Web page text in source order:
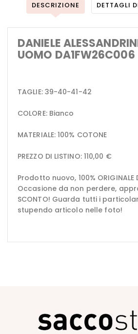
DESCRIZIONE DETTAGLI
DANIELE
UOMO DA1FW26C006
TAGLIE: 39-40-41-42
COLORE: Bianco
MATERIALE: 100% COTONE
PREZZO DI LISTINO: 110,00 €
Prodotto nuovo, 100% ORIGINALE
Occasione da non perdere,
SCONTO! Guarda tutti i
stupendo articolo nelle foto!